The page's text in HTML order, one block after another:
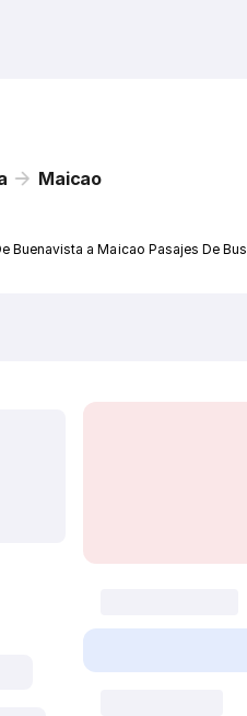
Maicao
Buenavista a Maicao Pasajes De Bus